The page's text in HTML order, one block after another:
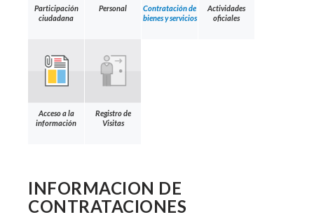
Participación
ciudadana
Personal
Contratación de
bienes y servicios
Actividades
oficiales
Acceso a la
información
Registro de
Visitas
INFORMACION DE
CONTRATACIONES